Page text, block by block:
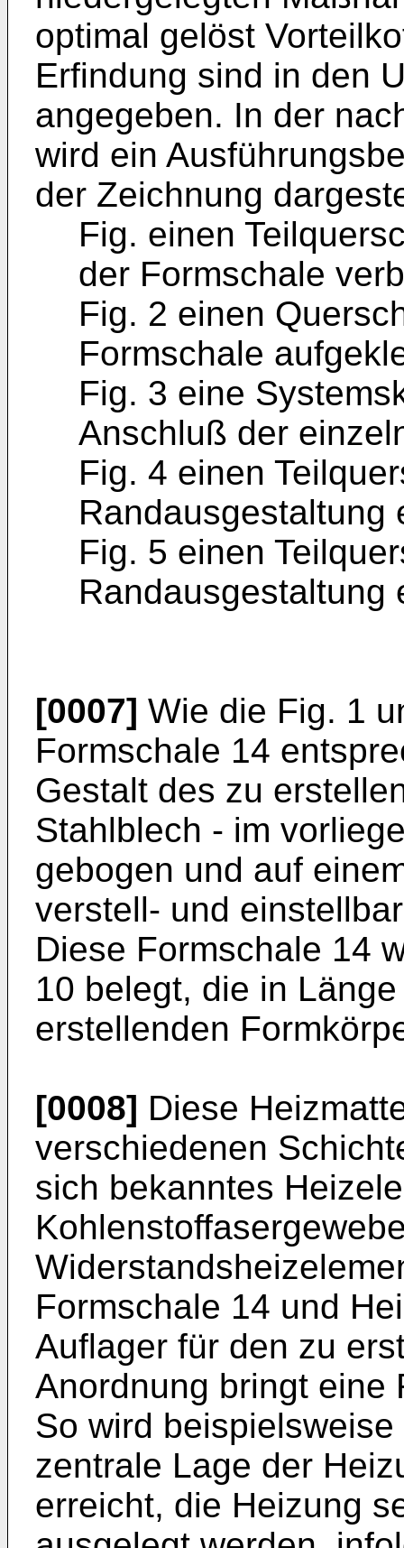
optimal gelöst
Erfindung sind in den
angegeben. In der
wird ein
der Zeichnung
Fig. einen
der Formschale
Fig. 2 einen
Formschale
Fig. 3 eine
Anschluß der
Fig. 4 einen
Randausgestaltung
Fig. 5 einen
Randausgestaltung
[0007] Wie die Fig. 1
Formschale 14
Gestalt des zu
Stahlblech - im
gebogen und auf
verstell- und
Diese Formschale 14
10 belegt, die in
erstellenden
[0008] Diese
verschiedenen
sich bekanntes
Formschale 14 und
Auflager für den zu
Anordnung bringt eine
So wird
zentrale Lage der
erreicht, die Heizung